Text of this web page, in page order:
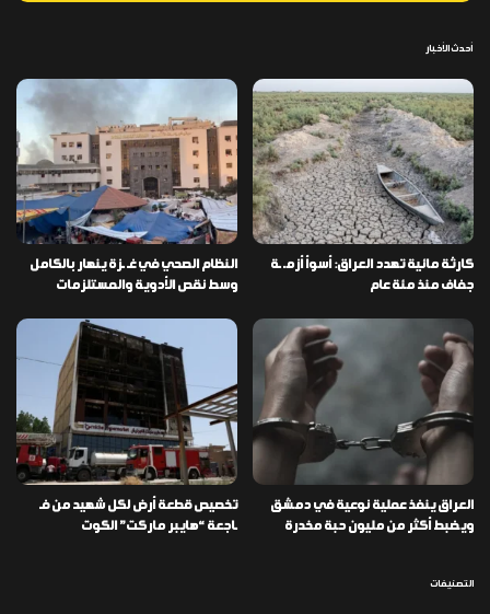
أحدث الأخبار
كارثة مائية تهدد العراق: أسوأ أزمـ ـة
جفاف منذ مئة عام
النظام الصحي في غـ ـزة ينهار بالكامل
وسط نقص الأدوية والمستلزمات
العراق ينفذ عملية نوعية في دمشق
ويضبط أكثر من مليون حبة مخدرة
تخصيص قطعة أرض لكل شهيد من فـ
ـاجعة “هايبر ماركت” الكوت
التصنيفات